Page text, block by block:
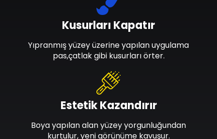
Estetik Kazandırır
Boya yapılan alan yüzey yorgunluğundan
kurtulur, yeni görünüme kavuşur.
Kusurları Kapatır
Yıpranmış yüzey üzerine yapılan uygulama
pas,çatlak gibi kusurları örter.